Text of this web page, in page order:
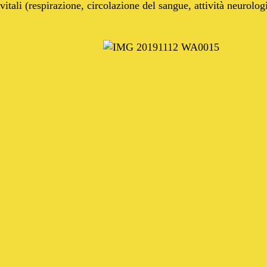
vitali (respirazione, circolazione del sangue, attività